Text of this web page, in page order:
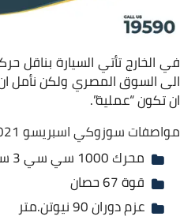
في الخارج تأتي السيارة
الى السوق المصري ولكن نأمل
ان تكون “عملية”.
مواصفات سوزوكي اسبريسو 2021
محرك 1000 سي سي 3 سلندر
قوة 67 حصان
عزم دوران 90 نيوتن.متر